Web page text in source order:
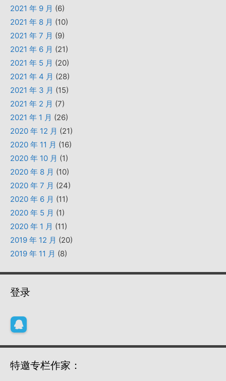
2021 年 9 月 (6)
2021 年 8 月 (10)
2021 年 7 月 (9)
2021 年 6 月 (21)
2021 年 5 月 (20)
2021 年 4 月 (28)
2021 年 3 月 (15)
2021 年 2 月 (7)
2021 年 1 月 (26)
2020 年 12 月 (21)
2020 年 11 月 (16)
2020 年 10 月 (1)
2020 年 8 月 (10)
2020 年 7 月 (24)
2020 年 6 月 (11)
2020 年 5 月 (1)
2020 年 1 月 (11)
2019 年 12 月 (20)
2019 年 11 月 (8)
登录
特邀专栏作家：